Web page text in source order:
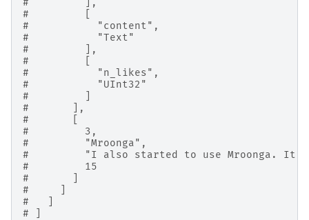
#         [
#           "content",
#           "Text"
#         ],
#         [
#           "n_likes",
#           "UInt32"
#         ]
#       ],
#       [
#         3,
#         "Mroonga",
#         "I also started to use Mroonga.
#         15
#       ]
#     ]
#   ]
# ]